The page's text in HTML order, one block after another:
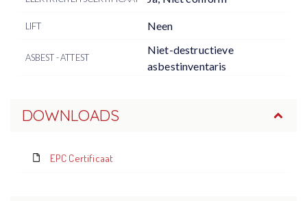
LIFT Neen
ASBEST - ATTEST
Niet-destructieve
asbestinventaris
DOWNLOADS
EPC Certificaat